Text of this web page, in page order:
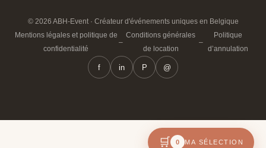
© 2026 ABH-Event · Créateur d'événements uniques en Belgique
Mentions légales et politique de
confidentialité
–
Conditions générales
de location
–
Politique
d’annulation
f in P @
🛒 0 MA SÉLECTION